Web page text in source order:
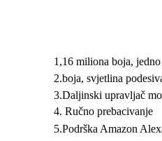
1,16 miliona boja,
2.boja, svjetlina
3.Daljinski upravljač
4. Ručno prebacivanje
5.Podrška Amazon